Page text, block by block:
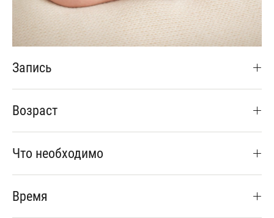
Запись
Возраст
Что необходимо
Время